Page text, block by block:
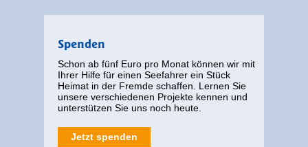
Spenden
Schon ab fünf Euro pro Monat können wir mit
Ihrer Hilfe für einen Seefahrer ein Stück
Heimat in der Fremde schaffen. Lernen Sie
unsere verschiedenen Projekte kennen und
unterstützen Sie uns noch heute.
Jetzt spenden